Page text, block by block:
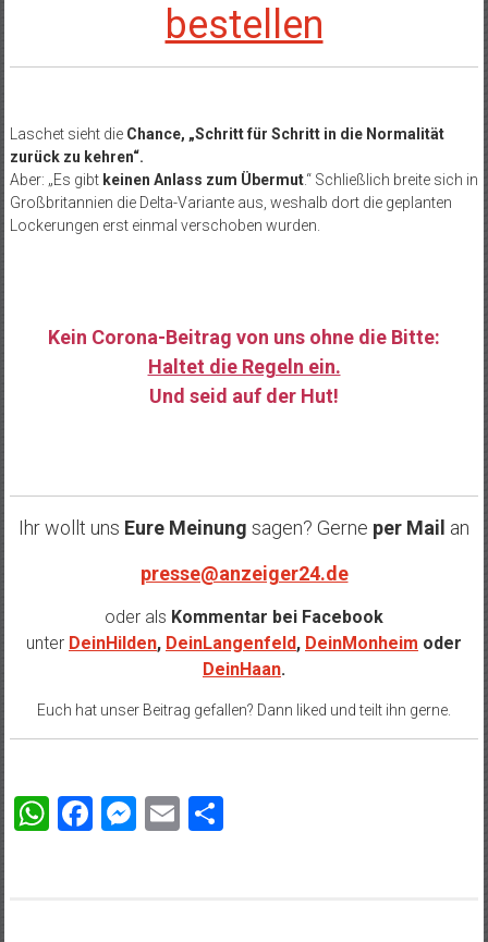
bestellen
Laschet sieht die Chance, „Schritt für Schritt in die Normalität
zurück zu kehren“.
Aber: „Es gibt keinen Anlass zum Übermut.“ Schließlich breite sich in
Großbritannien die Delta-Variante aus, weshalb dort die geplanten
Lockerungen erst einmal verschoben wurden.
Kein Corona-Beitrag von uns ohne die Bitte:
Haltet die Regeln ein.
Und seid auf der Hut!
Ihr wollt uns Eure Meinung sagen? Gerne per Mail an
presse@anzeiger24.de
oder als Kommentar bei Facebook
unter DeinHilden, DeinLangenfeld, DeinMonheim oder
DeinHaan.
Euch hat unser Beitrag gefallen? Dann liked und teilt ihn gerne.
WhatsApp
Facebook
Messenger
EmailTeilen